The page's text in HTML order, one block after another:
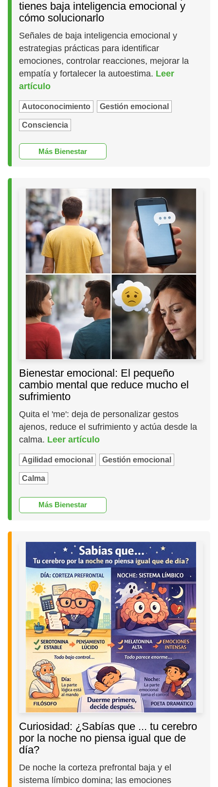
tienes baja inteligencia emocional y
cómo solucionarlo
Señales de baja inteligencia emocional y
estrategias prácticas para identificar
emociones, controlar reacciones, mejorar la
empatía y fortalecer la autoestima. Leer
artículo
Autoconocimiento Gestión emocional
Consciencia
Más Bienestar
Bienestar emocional: El pequeño
cambio mental que reduce mucho el
sufrimiento
Quita el 'me': deja de personalizar gestos
ajenos, reduce el sufrimiento y actúa desde la
calma. Leer artículo
Agilidad emocional Gestión emocional
Calma
Más Bienestar
Curiosidad: ¿Sabías que ... tu cerebro
por la noche no piensa igual que de
día?
De noche la corteza prefrontal baja y el
sistema límbico domina; las emociones